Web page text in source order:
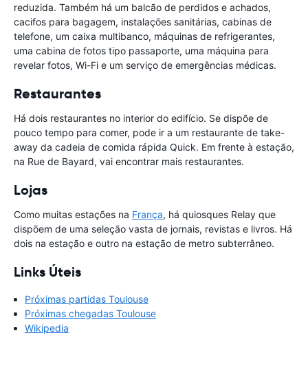
reduzida. Também há um balcão de perdidos e achados,
cacifos para bagagem, instalações sanitárias, cabinas de
telefone, um caixa multibanco, máquinas de refrigerantes,
uma cabina de fotos tipo passaporte, uma máquina para
revelar fotos, Wi-Fi e um serviço de emergências médicas.
Restaurantes
Há dois restaurantes no interior do edifício. Se dispõe de
pouco tempo para comer, pode ir a um restaurante de take-
away da cadeia de comida rápida Quick. Em frente à estação,
na Rue de Bayard, vai encontrar mais restaurantes.
Lojas
Como muitas estações na França, há quiosques Relay que
dispõem de uma seleção vasta de jornais, revistas e livros. Há
dois na estação e outro na estação de metro subterrâneo.
Links Úteis
Próximas partidas Toulouse
Próximas chegadas Toulouse
Wikipedia